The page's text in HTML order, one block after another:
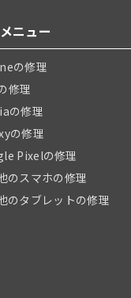
ニュー
の修理
修理
の修理
の修理
Pixelの修理
のスマホの修理
のタブレットの修理